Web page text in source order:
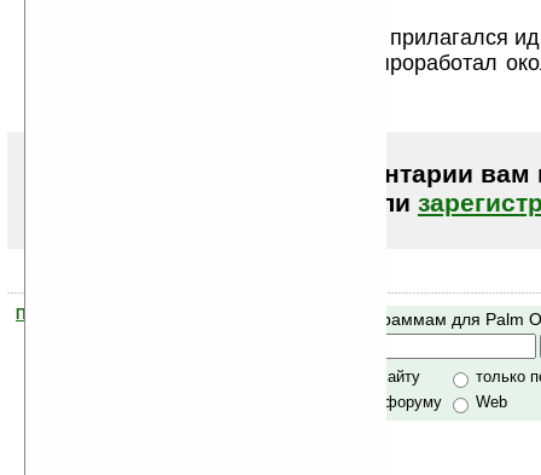
Мне подарили Palm Zire 72, к нему прилагался
Словоед, но после установки он проработал
Чтобы писать комментарии вам
или
Помогите Ладошкам стать лучше
Поиск по программам для Palm
только по сайту
только
по сайту и форуму
Web